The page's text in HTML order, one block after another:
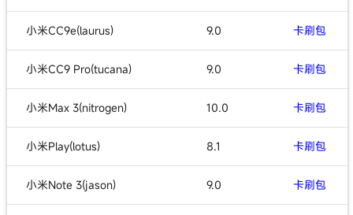
小米CC9e(laurus) 9.0 卡刷包
小米CC9 Pro(tucana) 9.0 卡刷包
小米Max 3(nitrogen) 10.0 卡刷包
小米Play(lotus) 8.1 卡刷包
小米Note 3(jason) 9.0 卡刷包